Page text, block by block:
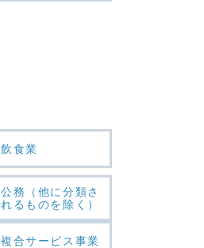
飲食業
公務（他に分類さ
れるものを除く）
複合サービス事業